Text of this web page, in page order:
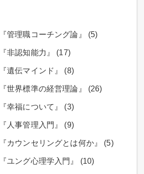
管理職コーチング論』 (5)
非認知能力』 (17)
遺伝マインド』 (8)
世界標準の経営理論』 (26)
幸福について』 (3)
人事管理入門』 (9)
カウンセリングとは何か』 (5)
ユング心理学入門』 (10)